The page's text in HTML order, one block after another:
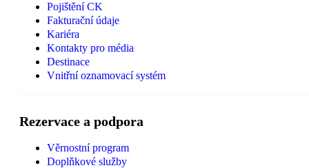
Pojištění CK
Fakturační údaje
Kariéra
Kontakty pro média
Destinace
Vnitřní oznamovací systém
Rezervace a podpora
Věrnostní program
Doplňkové služby